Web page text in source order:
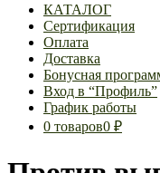
КАТАЛОГ
Сертификация
Оплата
Доставка
Бонусная
Вход в “Профиль”
График работы
0 товаров0 ₽